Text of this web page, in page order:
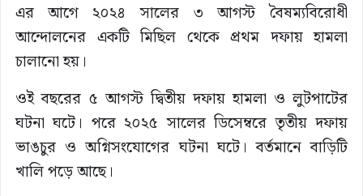
এর আগে ২০২৪ সালের ৩ আগস্ট বৈষম্যবিরোধী
আন্দোলনের একটি মিছিল থেকে প্রথম দফায় হামলা
চালানো হয়।
ওই বছরের ৫ আগস্ট দ্বিতীয় দফায় হামলা ও লুটপাটের
ঘটনা ঘটে। পরে ২০২৫ সালের ডিসেম্বরে তৃতীয় দফায়
ভাঙচুর ও অগ্নিসংযোগের ঘটনা ঘটে। বর্তমানে বাড়িটি
খালি পড়ে আছে।